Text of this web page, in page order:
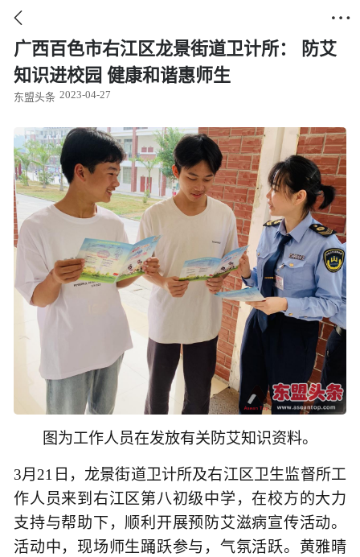
 
广西百色市右江区龙景街道卫计所： 防艾
知识进校园 健康和谐惠师生
东盟头条 2023-04-27
图为工作人员在发放有关防艾知识资料。
3月21日，龙景街道卫计所及右江区卫生监督所工
作人员来到右江区第八初级中学，在校方的大力
支持与帮助下，顺利开展预防艾滋病宣传活动。
活动中，现场师生踊跃参与，气氛活跃。黄雅晴